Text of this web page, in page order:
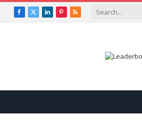
Facebook
X
LinkedInPinterest
RSS